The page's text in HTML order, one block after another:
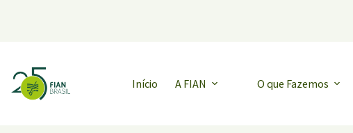
Início A FIAN O que Fazemos